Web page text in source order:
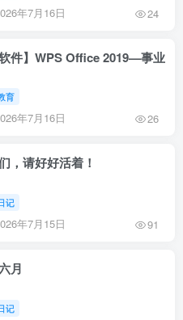
年7月16日 24
软件】WPS Office 2019—事业
育
年7月16日 26
，请好好活着！
记
年7月15日 91
月
记